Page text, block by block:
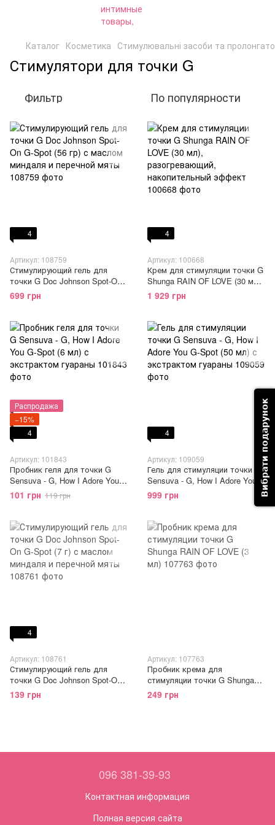
Каталог Косметика Стимулювальні засоби та
Стимулятори для точки G
Фильтр По популярности
4
Артикул: 108759
Стимулирующий гель для
точки G Doc Johnson Spot-On
G-Spot (56 гр) с маслом
миндаля и перечной мяты
699 грн
4
Артикул: 100668
Крем для стимуляции точки G
Shunga RAIN OF LOVE (30 мл),
разогревающий,
накопительный эффект
1 929 грн
Распродажа
−15%
4
Артикул: 101843
Пробник геля для точки G
Sensuva - G, How I Adore You
G-Spot (6 мл) с экстрактом
гуараны
101 грн 119 грн
4
Артикул: 109059
Гель для стимуляции точки G
Sensuva - G, How I Adore You
G-Spot (50 мл) с экстрактом
гуараны
999 грн
4
Артикул: 108761
Стимулирующий гель для
точки G Doc Johnson Spot-On
G-Spot (7 г) с маслом миндаля
и перечной мяты
139 грн
Артикул: 107763
Пробник крема для
стимуляции точки G Shunga
RAIN OF LOVE (3 мл)
249 грн
096 381-39-93
Контактная информация
Полная версия сайта
Вибрати подарунок